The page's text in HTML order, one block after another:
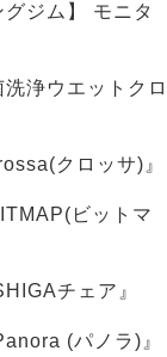
グジム】 モニタ
浄ウエットクロ
クロッサ)』
ビットマ
チェア』
(パノラ)』